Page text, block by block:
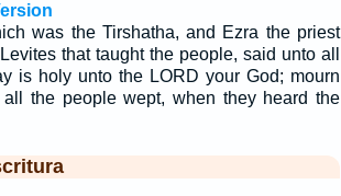
was the Tirshatha, and Ezra the priest
that taught the people, said unto all
is holy unto the LORD your God; mourn
the people wept, when they heard the